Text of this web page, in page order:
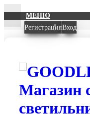
МЕНЮ
РегистрацияВход